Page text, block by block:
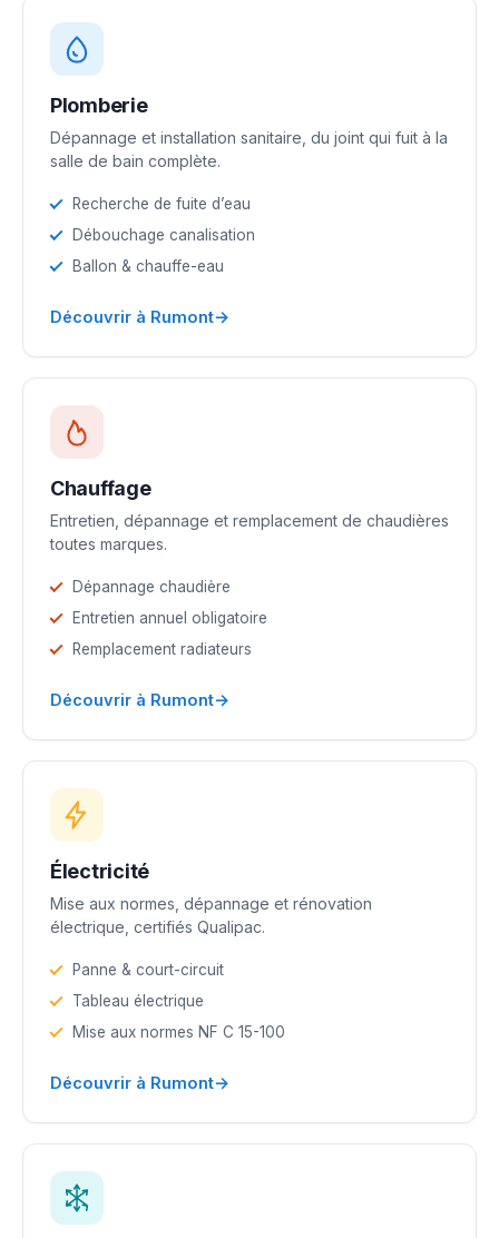
Plomberie
Dépannage et installation sanitaire, du joint qui fuit à la
salle de bain complète.
Recherche de fuite d’eau
Débouchage canalisation
Ballon & chauffe-eau
Découvrir à Rumont→
Chauffage
Entretien, dépannage et remplacement de chaudières
toutes marques.
Dépannage chaudière
Entretien annuel obligatoire
Remplacement radiateurs
Découvrir à Rumont→
Électricité
Mise aux normes, dépannage et rénovation
électrique, certifiés Qualipac.
Panne & court-circuit
Tableau électrique
Mise aux normes NF C 15-100
Découvrir à Rumont→